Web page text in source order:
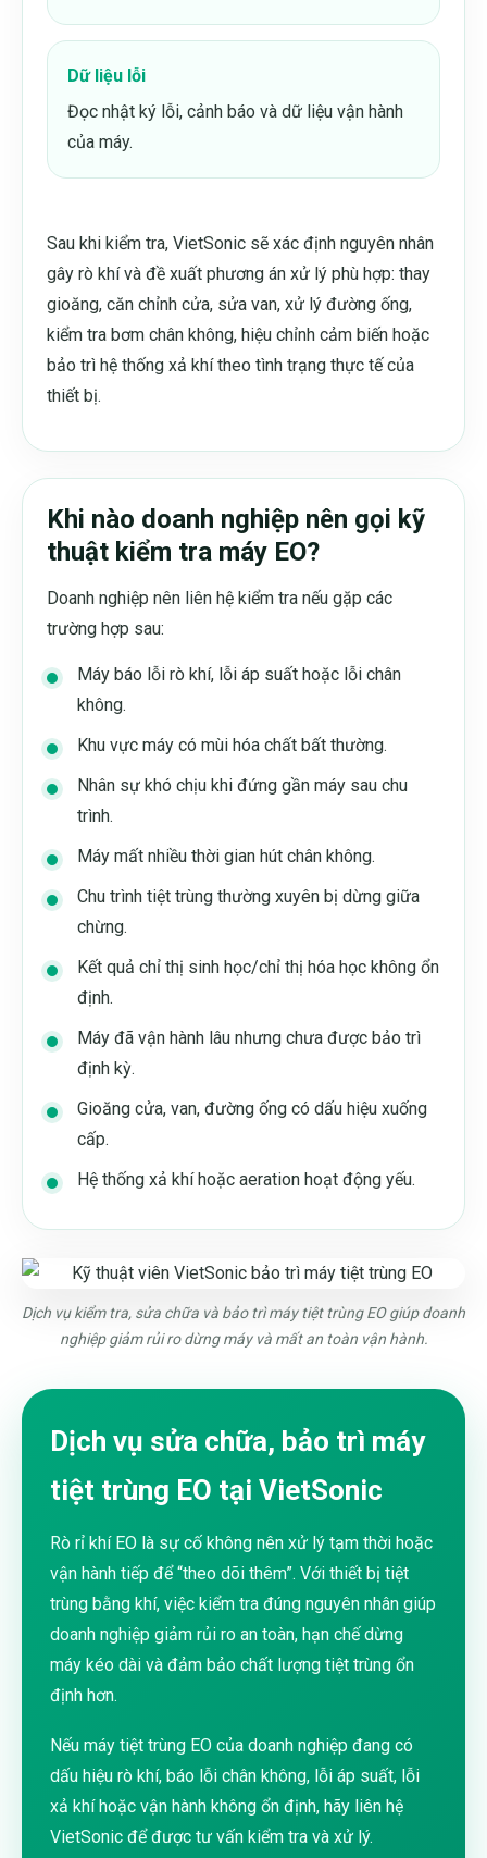
Dữ liệu lỗi
Đọc nhật ký lỗi, cảnh báo và dữ liệu vận hành
của máy.
Sau khi kiểm tra, VietSonic sẽ xác định nguyên nhân
gây rò khí và đề xuất phương án xử lý phù hợp: thay
gioăng, căn chỉnh cửa, sửa van, xử lý đường ống,
kiểm tra bơm chân không, hiệu chỉnh cảm biến hoặc
bảo trì hệ thống xả khí theo tình trạng thực tế của
thiết bị.
Khi nào doanh nghiệp nên gọi kỹ
thuật kiểm tra máy EO?
Doanh nghiệp nên liên hệ kiểm tra nếu gặp các
trường hợp sau:
Máy báo lỗi rò khí, lỗi áp suất hoặc lỗi chân
không.
Khu vực máy có mùi hóa chất bất thường.
Nhân sự khó chịu khi đứng gần máy sau chu
trình.
Máy mất nhiều thời gian hút chân không.
Chu trình tiệt trùng thường xuyên bị dừng giữa
chừng.
Kết quả chỉ thị sinh học/chỉ thị hóa học không ổn
định.
Máy đã vận hành lâu nhưng chưa được bảo trì
định kỳ.
Gioăng cửa, van, đường ống có dấu hiệu xuống
cấp.
Hệ thống xả khí hoặc aeration hoạt động yếu.
Dịch vụ kiểm tra, sửa chữa và bảo trì máy tiệt trùng EO giúp doanh
nghiệp giảm rủi ro dừng máy và mất an toàn vận hành.
Dịch vụ sửa chữa, bảo trì máy
tiệt trùng EO tại VietSonic
Rò rỉ khí EO là sự cố không nên xử lý tạm thời hoặc
vận hành tiếp để “theo dõi thêm”. Với thiết bị tiệt
trùng bằng khí, việc kiểm tra đúng nguyên nhân giúp
doanh nghiệp giảm rủi ro an toàn, hạn chế dừng
máy kéo dài và đảm bảo chất lượng tiệt trùng ổn
định hơn.
Nếu máy tiệt trùng EO của doanh nghiệp đang có
dấu hiệu rò khí, báo lỗi chân không, lỗi áp suất, lỗi
xả khí hoặc vận hành không ổn định, hãy liên hệ
VietSonic để được tư vấn kiểm tra và xử lý.